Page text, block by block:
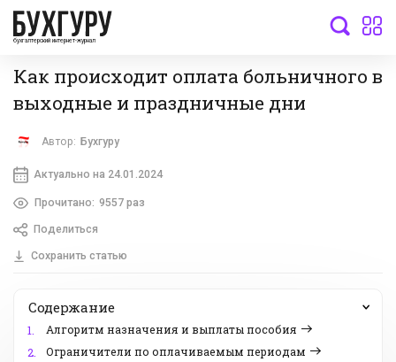
бухгалтерский интернет-журнал
Как происходит оплата больничного в
выходные и праздничные дни
Автор: Бухгуру
Актуально на 24.01.2024
Прочитано: 9557 раз
Поделиться
Сохранить статью
Содержание
1.
Алгоритм назначения и выплаты пособия
2.
Ограничители по оплачиваемым периодам